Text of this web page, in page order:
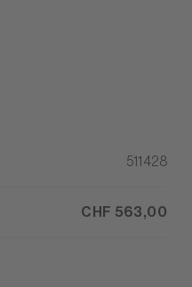
511428
CHF 563,00